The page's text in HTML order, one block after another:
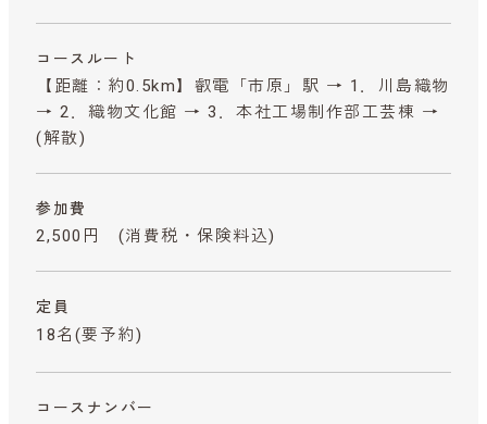
コースルート
【距離：約0.5km】叡電「市原」駅 → 1．川島織物
→ 2．織物文化館 → 3．本社工場制作部工芸棟 →
(解散)
参加費
2,500円 (消費税・保険料込)
定員
18名(要予約)
コースナンバー